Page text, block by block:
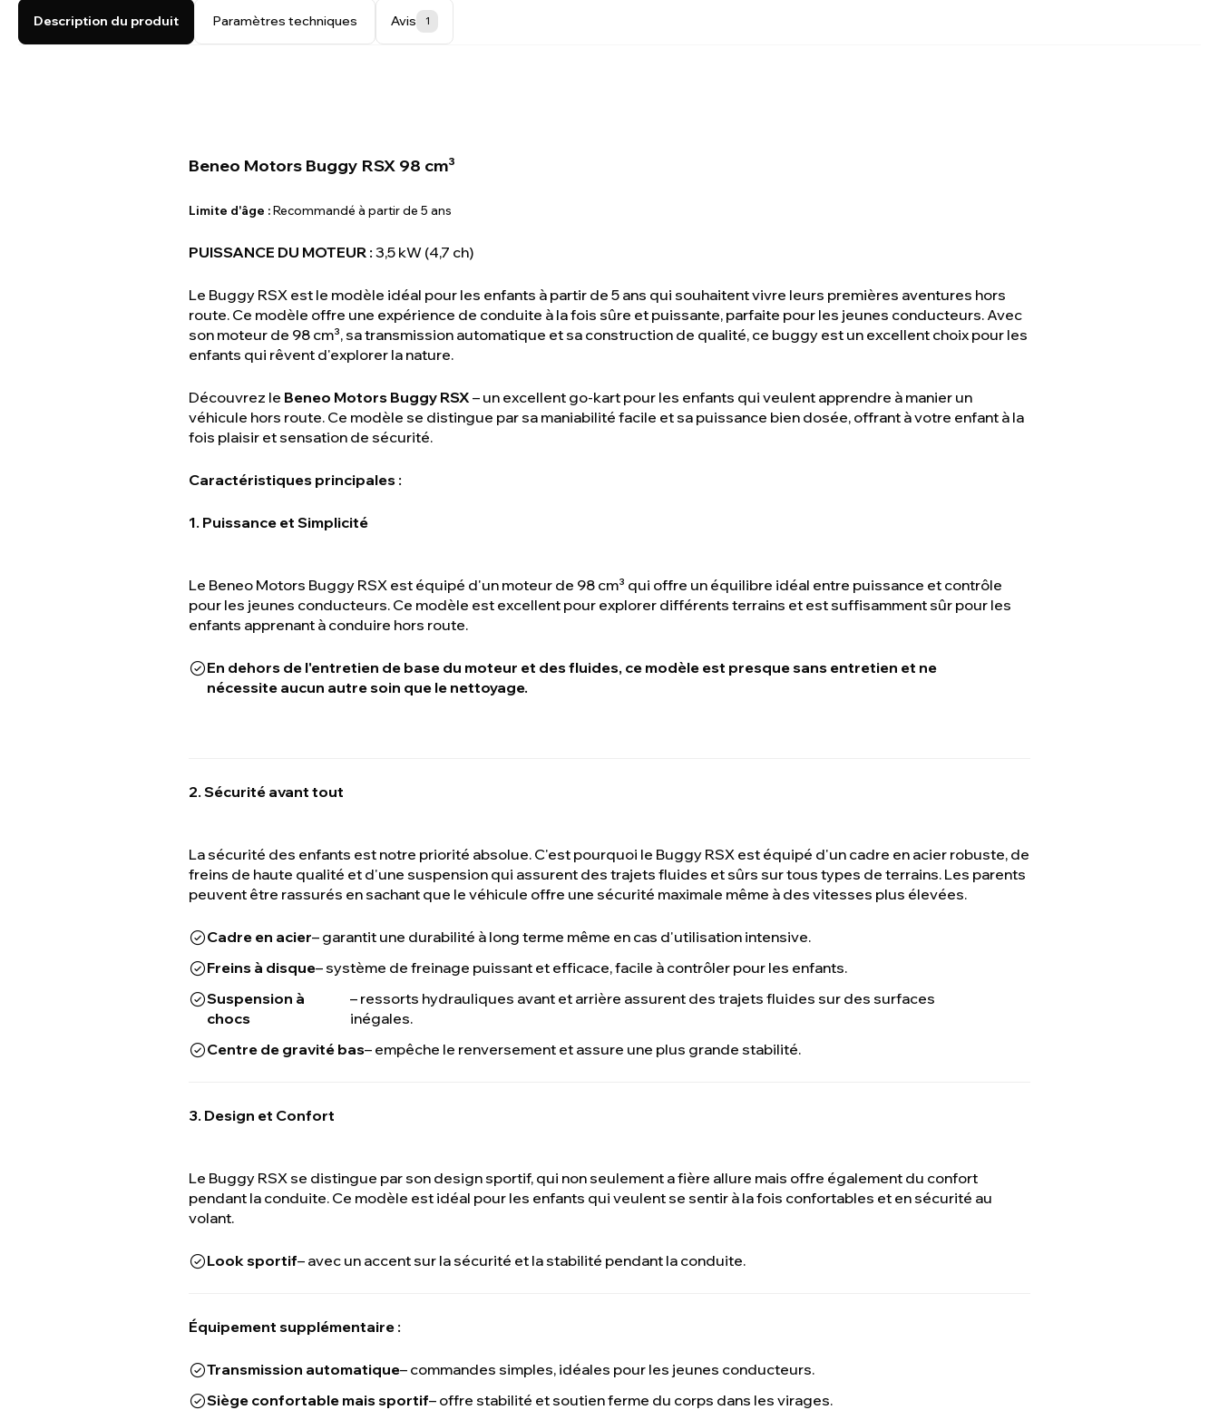
Description du produit Paramètres techniques Avis 1
Beneo Motors Buggy RSX 98 cm³
Limite d'âge :Recommandé à partir de 5 ans
PUISSANCE DU MOTEUR : 3,5 kW (4,7 ch)
Le Buggy RSX est le modèle idéal pour les enfants à partir de 5 ans qui souhaitent vivre leurs premières aventures hors
route. Ce modèle offre une expérience de conduite à la fois sûre et puissante, parfaite pour les jeunes conducteurs. Avec
son moteur de 98 cm³, sa transmission automatique et sa construction de qualité, ce buggy est un excellent choix pour les
enfants qui rêvent d'explorer la nature.
Découvrez le Beneo Motors Buggy RSX – un excellent go-kart pour les enfants qui veulent apprendre à manier un
véhicule hors route. Ce modèle se distingue par sa maniabilité facile et sa puissance bien dosée, offrant à votre enfant à la
fois plaisir et sensation de sécurité.
Caractéristiques principales :
1. Puissance et Simplicité
Le Beneo Motors Buggy RSX est équipé d'un moteur de 98 cm³ qui offre un équilibre idéal entre puissance et contrôle
pour les jeunes conducteurs. Ce modèle est excellent pour explorer différents terrains et est suffisamment sûr pour les
enfants apprenant à conduire hors route.
En dehors de l'entretien de base du moteur et des fluides, ce modèle est presque sans entretien et ne
nécessite aucun autre soin que le nettoyage.
2. Sécurité avant tout
La sécurité des enfants est notre priorité absolue. C'est pourquoi le Buggy RSX est équipé d'un cadre en acier robuste, de
freins de haute qualité et d'une suspension qui assurent des trajets fluides et sûrs sur tous types de terrains. Les parents
peuvent être rassurés en sachant que le véhicule offre une sécurité maximale même à des vitesses plus élevées.
Cadre en acier– garantit une durabilité à long terme même en cas d'utilisation intensive.
Freins à disque– système de freinage puissant et efficace, facile à contrôler pour les enfants.
Suspension à
chocs
– ressorts hydrauliques avant et arrière assurent des trajets fluides sur des surfaces
inégales.
Centre de gravité bas– empêche le renversement et assure une plus grande stabilité.
3. Design et Confort
Le Buggy RSX se distingue par son design sportif, qui non seulement a fière allure mais offre également du confort
pendant la conduite. Ce modèle est idéal pour les enfants qui veulent se sentir à la fois confortables et en sécurité au
volant.
Look sportif– avec un accent sur la sécurité et la stabilité pendant la conduite.
Équipement supplémentaire :
Transmission automatique– commandes simples, idéales pour les jeunes conducteurs.
Siège confortable mais sportif– offre stabilité et soutien ferme du corps dans les virages.